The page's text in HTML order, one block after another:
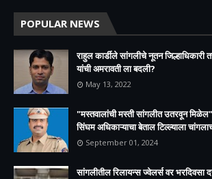
POPULAR NEWS
राहुल कार्डीले सांगलीचे नूतन जिल्हाधिकारी
यांची अमरावती ला बदली?
May 13, 2022
"मस्तवालांची मस्ती सांगलीत उतरवून
सिंघम अधिकाऱ्याचा बेताल टिल्ल्याला
September 01, 2024
सांगलीतील रिलायन्स ज्वेलर्स वर भरदिवसा